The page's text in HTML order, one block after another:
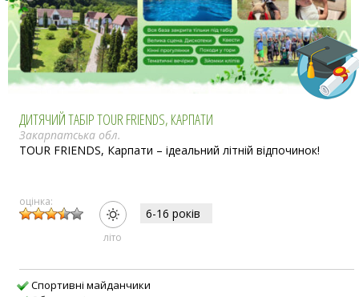
ДИТЯЧИЙ ТАБІР TOUR FRIENDS, КАРПАТИ
Закарпатська обл.
TOUR FRIENDS, Карпати – ідеальний літній відпочинок!
оцінка:
лiто
6-16 рокiв
Спортивні майданчики